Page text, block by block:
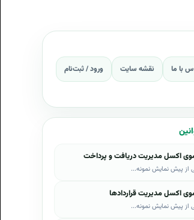
با ما نقشه سایت ورود / ثبت‌نام
اکسل مدیریت دریافت و پرداخت
از پیش نمایش نمونه...
اکسل مدیریت قراردادها
از پیش نمایش نمونه...